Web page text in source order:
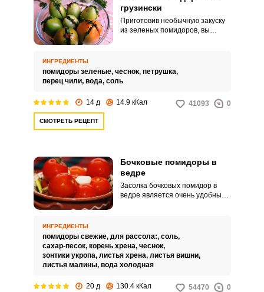
грузински
Приготовив необычную закуску
из зеленых помидоров, вы
существенно отличаются от
соленых томатов ароматом
ИНГРЕДИЕНТЫ
помидоры зеленые, чеснок, петрушка,
перец чили, вода, соль
14 д 14.9 кКал 41093 0
СМОТРЕТЬ РЕЦЕПТ
Бочковые помидоры в
ведре
Засолка бочковых помидор в
ведре является очень удобным
заливка и стерилизация.
ИНГРЕДИЕНТЫ
помидоры свежие, для рассола:, соль,
сахар-песок, корень хрена, чеснок,
зонтики укропа, листья хрена, листья вишни,
листья малины, вода холодная
20 д 130.4 кКал 54470 0